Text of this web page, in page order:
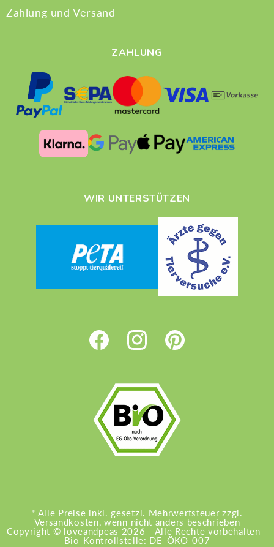
Zahlung und Versand
ZAHLUNG
WIR UNTERSTÜTZEN
FacebookInstagramPinterest
* Alle Preise inkl. gesetzl. Mehrwertsteuer zzgl.
Versandkosten, wenn nicht anders beschrieben
Copyright © loveandpeas 2026 - Alle Rechte vorbehalten -
Bio-Kontrollstelle: DE-ÖKO-007